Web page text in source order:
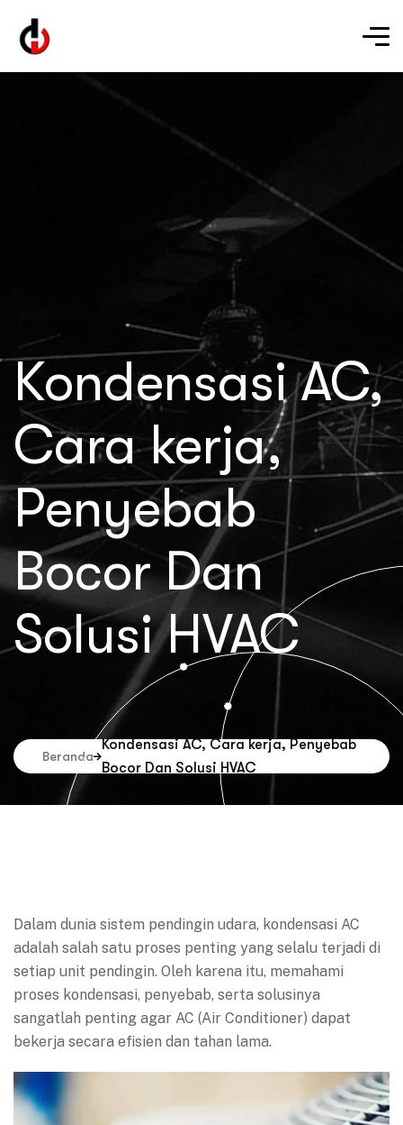
Kondensasi AC,
Cara kerja,
Penyebab
Bocor Dan
Solusi HVAC
Beranda
Kondensasi AC, Cara kerja, Penyebab
Bocor Dan Solusi HVAC
Dalam dunia sistem pendingin udara, kondensasi AC
adalah salah satu proses penting yang selalu terjadi di
setiap unit pendingin. Oleh karena itu, memahami
proses kondensasi, penyebab, serta solusinya
sangatlah penting agar AC (Air Conditioner) dapat
bekerja secara efisien dan tahan lama.